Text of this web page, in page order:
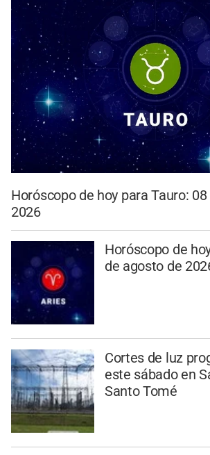
Horóscopo de hoy para Tauro:
2026
Horóscopo de
de agosto de
Cortes de luz
este sábado en
Santo Tomé